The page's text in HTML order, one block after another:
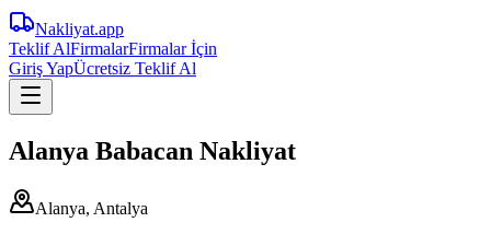
Nakliyat.app
Teklif AlFirmalarFirmalar İçin
Giriş YapÜcretsiz Teklif Al
Alanya Babacan Nakliyat
Alanya, Antalya